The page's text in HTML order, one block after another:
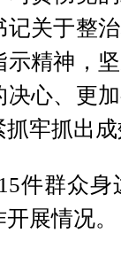
记关于整
示精神，
决心、更
抓牢抓出
件群众
展情况。